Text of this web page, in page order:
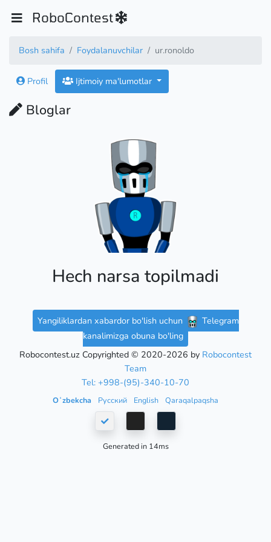
RoboContest
Bosh sahifa Foydalanuvchilar ur.ronoldo
Profil Ijtimoiy ma'lumotlar
Bloglar
Hech narsa topilmadi
Yangiliklardan xabardor bo'lish uchun
Telegram
kanalimizga obuna bo'ling
Robocontest.uz Copyrighted © 2020-2026 by Robocontest
Team
Tel: +998-(95)-340-10-70
Oʻzbekcha Русский English Qaraqalpaqsha
Generated in 14ms